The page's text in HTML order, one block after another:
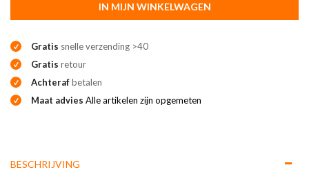
IN MIJN WINKELWAGEN
Gratis snelle verzending >40
Gratis retour
Achterafbetalen
Maat advies Alle artikelen zijn opgemeten
BESCHRIJVING